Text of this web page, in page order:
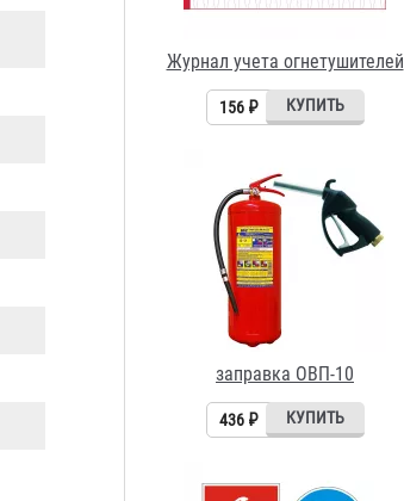
заправка ОВП-10
436 ₽
Знак на самоклеящейся пленке
150х150, 150х300, 100х100,
50х150 мм